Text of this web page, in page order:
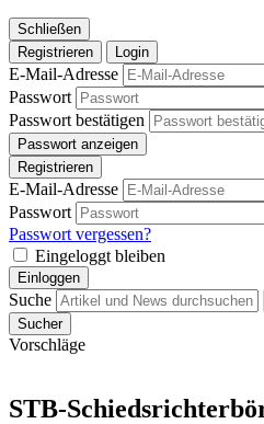
Schließen
Registrieren
Login
E-Mail-Adresse
Passwort
Passwort bestätigen
Passwort anzeigen
Registrieren
E-Mail-Adresse
Passwort
Passwort vergessen?
Eingeloggt bleiben
Einloggen
Suche
Sucher
Vorschläge
STB-